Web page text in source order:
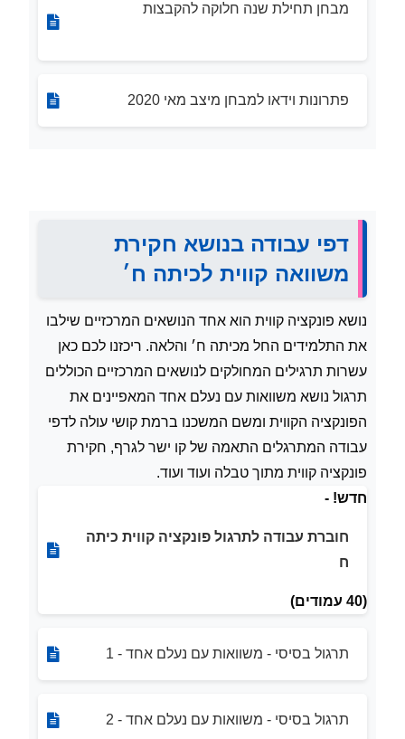
מבחן תחילת שנה חלוקה להקבצות
פתרונות וידאו למבחן מיצב מאי 2020
דפי עבודה בנושא חקירת
משוואה קווית לכיתה ח׳
נושא פונקציה קווית הוא אחד הנושאים המרכזיים שילבו
את התלמידים החל מכיתה ח׳ והלאה. ריכזנו לכם כאן
עשרות תרגילים המחולקים לנושאים המרכזיים הכוללים
תרגול נושא משוואות עם נעלם אחד המאפיינים את
הפונקציה הקווית ומשם המשכנו ברמת קושי עולה לדפי
עבודה המתרגלים התאמה של קו ישר לגרף, חקירת
פונקציה קווית מתוך טבלה ועוד ועוד.
חדש! -
חוברת עבודה לתרגול פונקציה קווית כיתה
ח
(40 עמודים)
תרגול בסיסי - משוואות עם נעלם אחד - 1
תרגול בסיסי - משוואות עם נעלם אחד - 2